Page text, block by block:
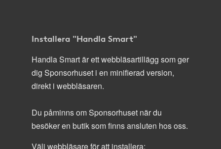
Installera "Handla Smart"
Handla Smart är ett webbläsartillägg som ger
dig Sponsorhuset i en minifierad version,
direkt i webbläsaren.
Du påminns om Sponsorhuset när du
besöker en butik som finns ansluten hos oss.
Välj webbläsare för att installera: